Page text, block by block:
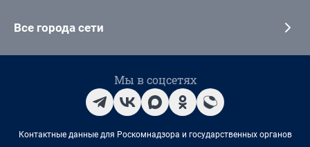
Все города сети
Мы в соцсетях
Контактные данные для Роскомнадзора и государственных органов